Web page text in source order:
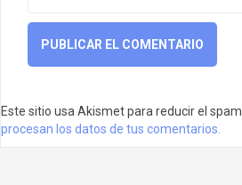
Este sitio usa Akismet para reducir el spam.
procesan los datos de tus comentarios.